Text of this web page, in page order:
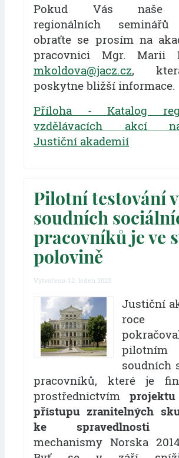
Pokud Vás naše
regionálních seminářů
obraťte se prosím na
pracovnici Mgr. Marii
mkoldova@jacz.cz,
poskytne bližší informace.
Příloha - Katalog
vzdělávacích akcí
Justiční akademií
Pilotní testování
soudních
pracovníků je ve
polovině
Vytvořeno: 12. leden 2022
Justiční
roce
pilotním
soudních
pracovníků, které je
prostřednictvím
přístupu zranitelných
ke spravedlnosti
mechanismy Norska